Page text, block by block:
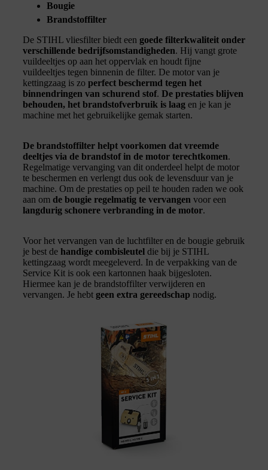
Bougie
Brandstoffilter
De STIHL vliesfilter biedt een goede filterkwaliteit onder
verschillende bedrijfsomstandigheden. Hij vangt grote
vuildeeltjes op aan het oppervlak en houdt fijne
vuildeeltjes tegen binnenin de filter. De motor van je
kettingzaag is zo perfect beschermd tegen het
binnendringen van schurend stof. De prestaties blijven
behouden, het brandstofverbruik is laag en je kan je
machine met het gebruikelijke gemak starten.
De brandstoffilter helpt voorkomen dat vreemde
deeltjes via de brandstof in de motor terechtkomen.
Regelmatige vervanging van dit onderdeel helpt de motor
te beschermen en verlengt dus ook de levensduur van je
machine. Om de prestaties op peil te houden raden we ook
aan om de bougie regelmatig te vervangen voor een
langdurig schonere verbranding in de motor.
Voor het vervangen van de luchtfilter en de bougie gebruik
je best de handige combisleutel die bij je STIHL
kettingzaag wordt meegeleverd. In de verpakking van de
Service Kit is ook een kartonnen haak bijgesloten.
Hiermee kan je de brandstoffilter verwijderen en
vervangen. Je hebt geen extra gereedschap nodig.